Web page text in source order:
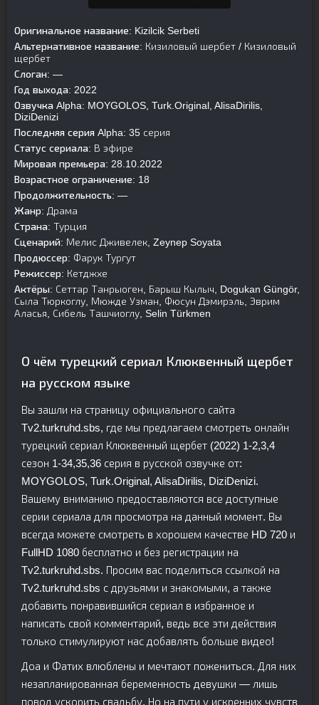
Оригинальное название: Kizilcik Serbeti
Альтернативное название: Кизиловый шербет / Кизиловый
щербет
Слоган: —
Год выхода: 2022
Озвучка Alpha: MOYGOLOS, Turk.Original, AlisaDirilis,
DiziDenizi
Последняя серия Alpha: 35 серия
Статус сериала: В эфире
Мировая премьера: 28.10.2022
Возрастное ограничение: 18
Продолжительность: —
Жанр: Драма
Страна: Турция
Сценарий: Мелис Дживелек, Zeynep Soyata
Продюссер: Фарук Тургут
Режиссер: Кетджхе
Актёры: Сеттар Танрыоген, Барыш Кылыч, Dogukan Güngör,
Сыла Тюркоглу, Мюжде Узман, Фюсун Дэмирэль, Эврим
Аласья, Сибель Ташчиоглу, Selin Türkmen
О чём турецкий сериал Клюквенный щербет
на русском языке
Вы зашли на страницу официального сайта
Tv2.turkruhd.sbs, где мы предлагаем смотреть онлайн
турецкий сериал Клюквенный щербет (2022) 1-2,3,4
сезон 1-34,35,36 серия в русской озвучке от:
MOYGOLOS, Turk.Original, AlisaDirilis, DiziDenizi.
Вашему вниманию предоставляются все доступные
серии сериала для просмотра на данный момент. Вы
всегда можете смотреть в хорошем качестве HD 720 и
FullHD 1080 бесплатно и без регистрации на
Tv2.turkruhd.sbs. Просим вас поделиться ссылкой на
Tv2.turkruhd.sbs с друзьями и знакомыми, а также
добавить понравившийся сериал в избранное и
написать свой комментарий, ведь все эти действия
только стимулируют нас добавлять больше видео!
Доа и Фатих влюблены и мечтают пожениться. Для них
незапланированная беременность девушки — лишь
повод ускорить свадьбу. Но на пути у искренних чувств